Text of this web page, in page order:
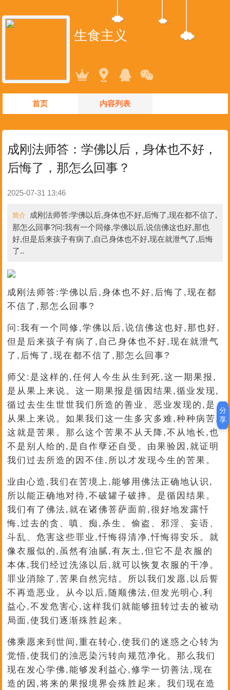
生食主义
首页 内容列表
成刚法师答：学佛以后，身体也不好，
后悔了，那怎么回事？
2025-07-31 13:46
简介
成刚法师答:学佛以后,身体也不好,后悔了,现在都不信了,
那怎么回事?问:我有一个同修,学佛以后,说信佛这也好,那也
好,但是后来孩子有病了,自己身体也不好,现在就泄气了,后悔
了..
成刚法师答:学佛以后,身体也不好,后悔了,现在都
不信了,那怎么回事?
问:我有一个同修,学佛以后,说信佛这也好,那也好,
但是后来孩子有病了,自己身体也不好,现在就泄气
了,后悔了,现在都不信了,那怎么回事?
师父:是这样的,任何人今生从生到死,这一期果报,
是从果上来说。这一期果报是循因结果,循业发现,
循过去生生世世我们所造的善业、恶业发现的,是
从果上来说。如果我们这一生多灾多难,种种病苦,
这就是苦果。那么这个苦果不从天降,不从地长,也
不是别人给的,是自作孽还自受。由果验因,就证明
我们过去所造的因不佳,所以才发现今生的苦果。
业由心造,我们在苦境上,能够用佛法正确地认识,
所以能正确地对待,不破罐子破摔。是循因结果。
我们有了佛法,就在诸佛菩萨面前,很好地发露忏
悔,过去的贪、嗔、痴,杀生、偷盗、邪淫、妄语、
斗乱、危害这些罪业,忏悔得清净,忏悔得安乐。就
像衣服似的,虽然有油腻,有灰土,但它不是衣服的
本体,我们经过洗涤以后,就可以恢复衣服的干净。
罪业消除了,苦果自然完结。所以我们发愿,以后誓
不再造恶业。从今以后,随顺佛法,但发光明心,利
益心,不发危害心,这样我们就能够扭转过去的被动
局面,使我们逐渐殊胜起来。
佛乘愿来到世间,重在转心,使我们的迷惑之心转为
觉悟,使我们的浊恶染污转向规范净化。那么我们
现在发心学佛,能够发利益心,修学一切善法,现在
造的因,将来的果报境界会殊胜起来。我们现在造
分
享